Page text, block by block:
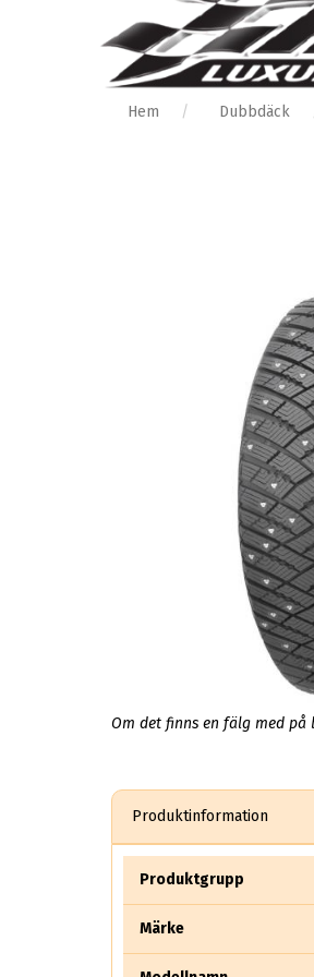
Hem Dubbdäck
Om det finns en fälg med
Produktinformation
Produktgrupp
Märke